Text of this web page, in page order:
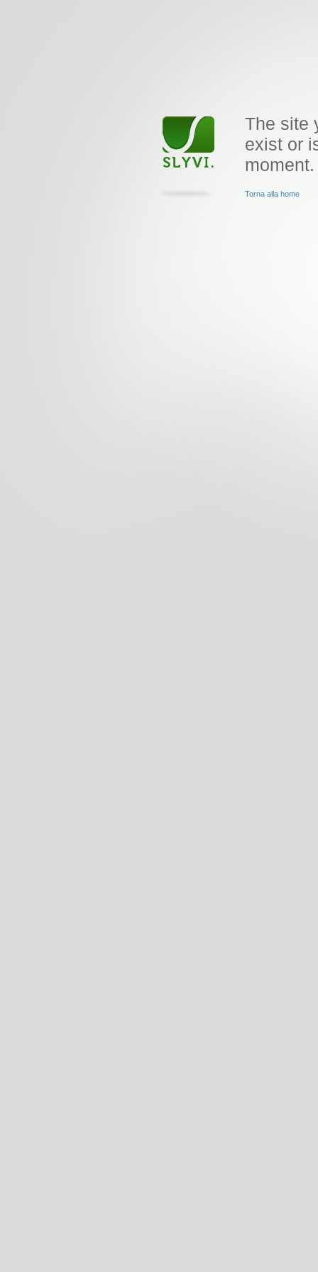
The site
exist or
moment.
Torna alla home